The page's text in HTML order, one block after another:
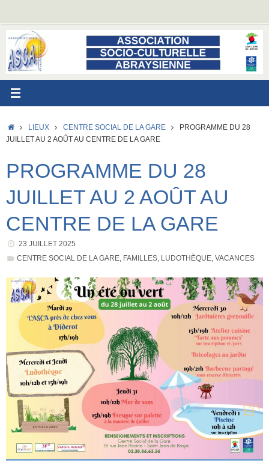
contenu
ACCUEIL
LIEUX CENTRE SOCIAL DE LA GARE
PROGRAMME DU 28
JUILLET AU 2 AOÛT AU CENTRE DE LA GARE
PROGRAMME DU 28
JUILLET AU 2 AOÛT AU
CENTRE DE LA GARE
23 JUILLET 2025
CENTRE SOCIAL DE LA GARE, FAMILLES, LUDOTHÈQUE, VACANCES